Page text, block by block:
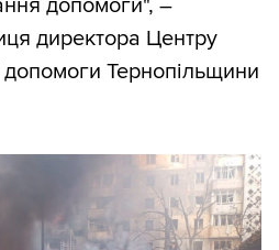
допомоги", –
директора Центру
допомоги Тернопільщини